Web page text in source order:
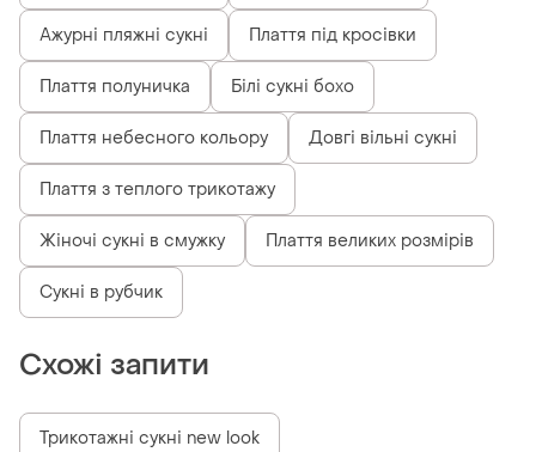
Ажурні пляжні сукні Плаття під кросівки
Плаття полуничка Білі сукні бохо
Плаття небесного кольору Довгі вільні сукні
Плаття з теплого трикотажу
Жіночі сукні в смужку Плаття великих розмірів
Сукні в рубчик
Схожі запити
Трикотажні сукні new look